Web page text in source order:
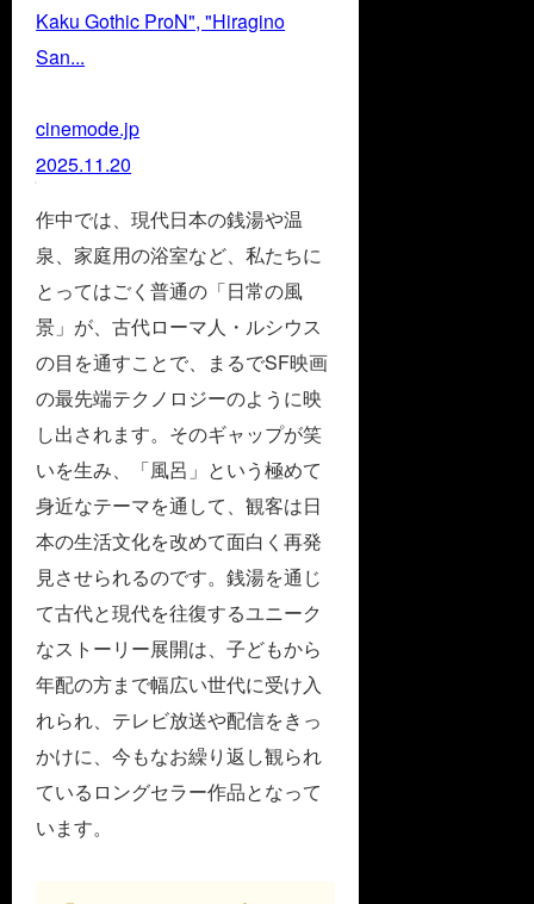
Kaku Gothic ProN", "Hiragino
San...
cinemode.jp
2025.11.20
作中では、現代日本の銭湯や温
泉、家庭用の浴室など、私たちに
とってはごく普通の「日常の風
景」が、古代ローマ人・ルシウス
の目を通すことで、まるでSF映画
の最先端テクノロジーのように映
し出されます。そのギャップが笑
いを生み、「風呂」という極めて
身近なテーマを通して、観客は日
本の生活文化を改めて面白く再発
見させられるのです。銭湯を通じ
て古代と現代を往復するユニーク
なストーリー展開は、子どもから
年配の方まで幅広い世代に受け入
れられ、テレビ放送や配信をきっ
かけに、今もなお繰り返し観られ
ているロングセラー作品となって
います。